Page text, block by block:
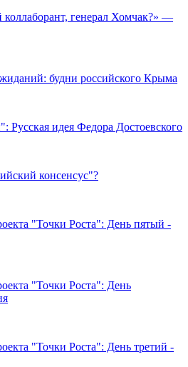
коллаборант, генерал Хомчак?» —
будни российского Крыма
Русская идея Федора Достоевского
консенсус"?
"Точки Роста": День пятый -
"Точки Роста": День
"Точки Роста": День третий -